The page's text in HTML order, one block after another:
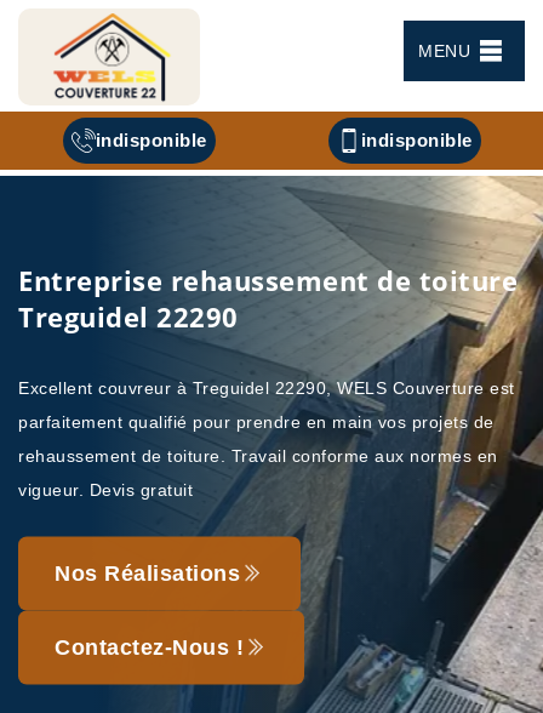
MENU
indisponible indisponible
Entreprise rehaussement de toiture
Treguidel 22290
Excellent couvreur à Treguidel 22290, WELS Couverture est
parfaitement qualifié pour prendre en main vos projets de
rehaussement de toiture. Travail conforme aux normes en
vigueur. Devis gratuit
Nos Réalisations
Contactez-Nous !